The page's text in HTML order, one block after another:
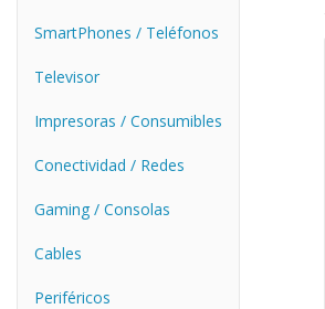
SmartPhones / Teléfonos
Televisor
Impresoras / Consumibles
Conectividad / Redes
Gaming / Consolas
Cables
Periféricos